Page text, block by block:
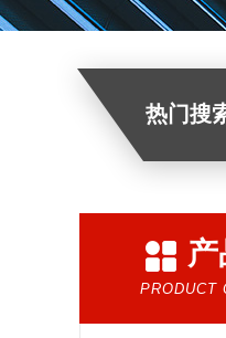
热门搜
PRODUCT